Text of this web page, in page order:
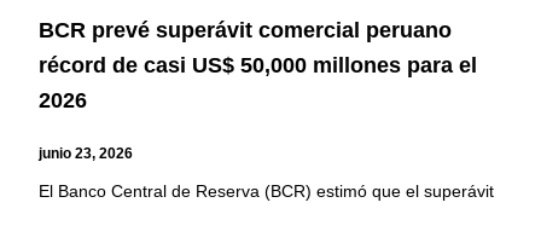
BCR prevé superávit comercial peruano
récord de casi US$ 50,000 millones para el
2026
junio 23, 2026
El Banco Central de Reserva (BCR) estimó que el superávit